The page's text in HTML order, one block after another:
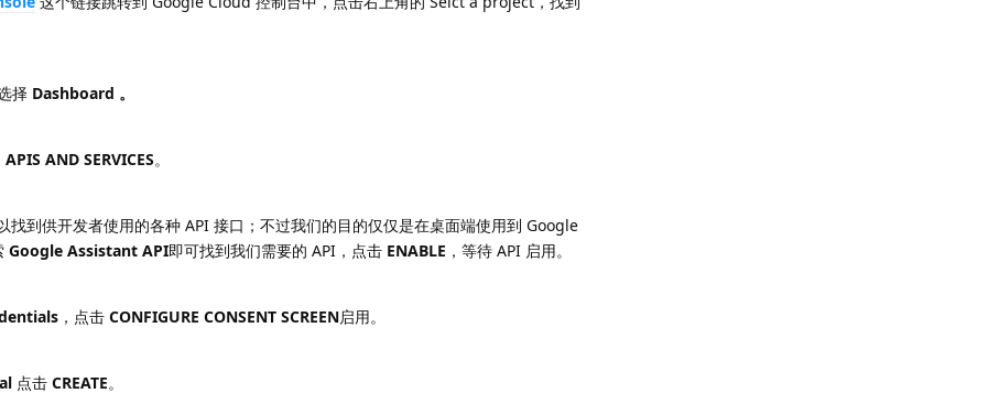
择 Dashboard 。
APIS AND SERVICES。
到供开发者使用的各种 API 接口；不过我们的目的仅仅是在桌面端使用到 Google
Google Assistant API即可找到我们需要的 API，点击 ENABLE ，等待 API 启用。
，点击 CONFIGURE CONSENT SCREEN启用。
点击 CREATE。